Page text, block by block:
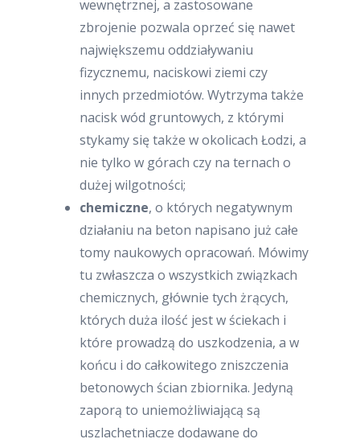
wewnętrznej, a zastosowane
zbrojenie pozwala oprzeć się nawet
największemu oddziaływaniu
fizycznemu, naciskowi ziemi czy
innych przedmiotów. Wytrzyma także
nacisk wód gruntowych, z którymi
stykamy się także w okolicach Łodzi, a
nie tylko w górach czy na ternach o
dużej wilgotności;
chemiczne, o których negatywnym
działaniu na beton napisano już całe
tomy naukowych opracowań. Mówimy
tu zwłaszcza o wszystkich związkach
chemicznych, głównie tych żrących,
których duża ilość jest w ściekach i
które prowadzą do uszkodzenia, a w
końcu i do całkowitego zniszczenia
betonowych ścian zbiornika. Jedyną
zaporą to uniemożliwiającą są
uszlachetniacze dodawane do